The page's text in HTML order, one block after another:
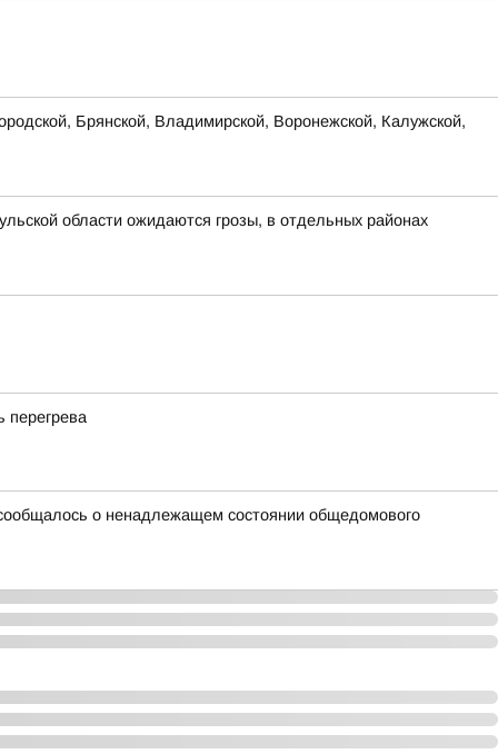
Брянской, Владимирской, Воронежской, Калужской,
области ожидаются грозы, в отдельных районах
перегрева
сообщалось о ненадлежащем состоянии общедомового